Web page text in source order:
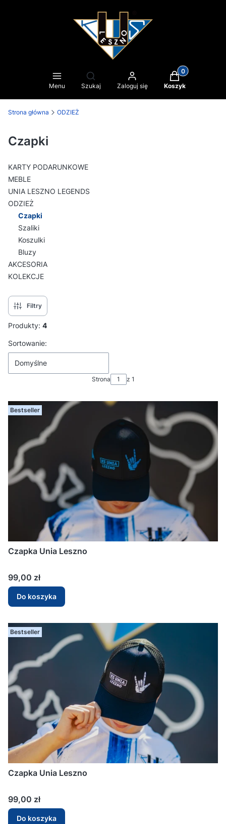
Menu
Otwórz wyszukiwarkę
Szukaj Zaloguj się
Produkty w
Koszyk
Strona główna ODZIEŻ
Czapki
KARTY PODARUNKOWE
MEBLE
UNIA LESZNO LEGENDS
ODZIEŻ
Czapki
Szaliki
Koszulki
Bluzy
AKCESORIA
KOLEKCJE
Filtry
Produkty: 4
Lista produktów
Sortowanie:
Domyślne
Strona z 1
Bestseller
Czapka Unia Leszno
Cena
99,00 zł
Do koszyka
Bestseller
Czapka Unia Leszno
Cena
99,00 zł
Do koszyka